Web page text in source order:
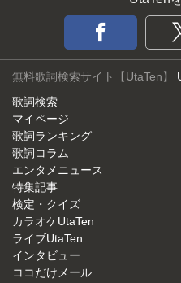
無料歌詞検索サイト【UtaTen】
歌詞検索
マイページ
歌詞ランキング
歌詞コラム
エンタメニュース
特集記事
検定・クイズ
カラオケUtaTen
ライブUtaTen
インタビュー
ココだけメール